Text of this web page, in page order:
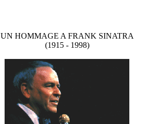
UN HOMMAGE A FRANK SINATRA
(1915 - 1998)